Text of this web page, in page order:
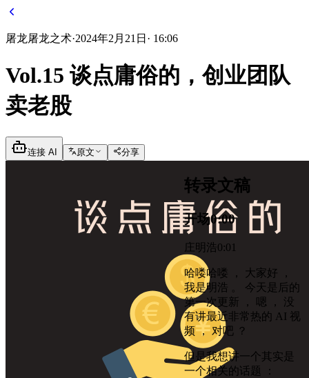
屠龙屠龙之术·2024年2月21日 · 16:06
Vol.15 谈点庸俗的，创业团队
卖老股
连接 AI 原文 分享
转录文稿
开场0:00
庄明浩0:01
哈喽哈喽 ， 大家好 ，
我是明浩 。 今天是后的
第一次更新 ， 嗯 ， 没
有讲最近非常热的 AI 视
频 ， 对吧 ？
但是我想讲一个其实是
一个相关的话题 ：